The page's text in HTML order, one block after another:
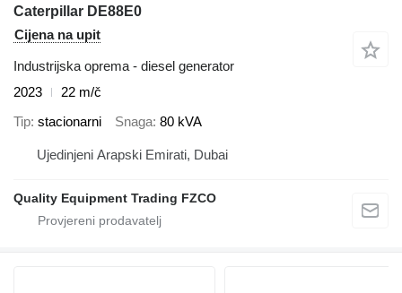
Caterpillar DE88E0
Cijena na upit
Industrijska oprema - diesel generator
2023
22 m/č
Tip stacionarni Snaga 80 kVA
Ujedinjeni Arapski Emirati, Dubai
Quality Equipment Trading FZCO